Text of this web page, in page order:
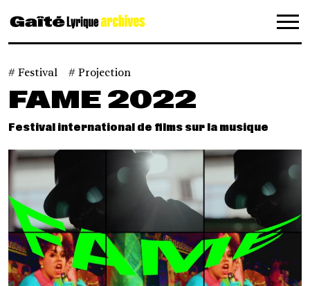
Festival Projection
FAME 2022
Festival international de films sur la musique